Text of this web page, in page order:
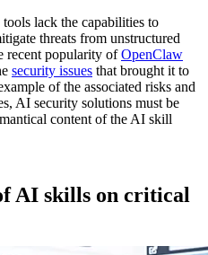
lack the capabilities to
threats from unstructured
recent popularity ofOpenClaw
security issues that brought it to
of the associated risks and
AI security solutions must be
content of the AI skill
AI skills on critical